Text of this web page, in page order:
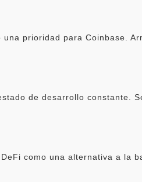
prioridad para Coinbase.
de desarrollo constante.
como una alternativa a la